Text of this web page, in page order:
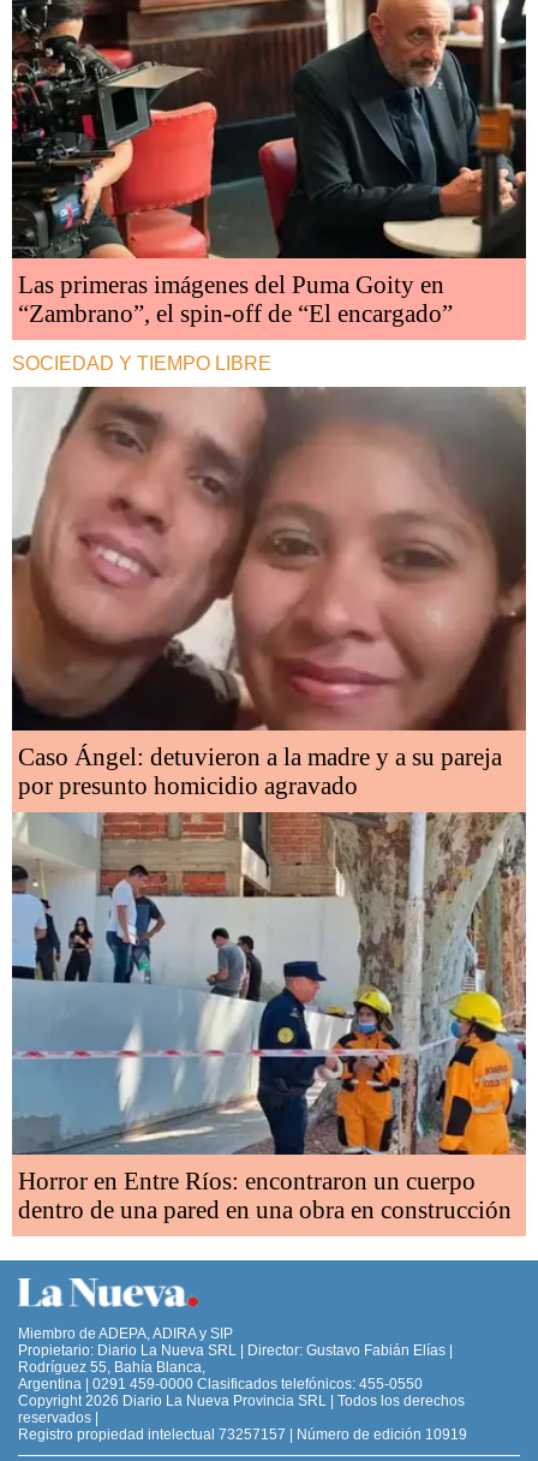
Las primeras imágenes del Puma Goity en
“Zambrano”, el spin-off de “El encargado”
SOCIEDAD Y TIEMPO LIBRE
Caso Ángel: detuvieron a la madre y a su pareja
por presunto homicidio agravado
Horror en Entre Ríos: encontraron un cuerpo
dentro de una pared en una obra en construcción
Miembro de ADEPA, ADIRA y SIP
Propietario: Diario La Nueva SRL | Director: Gustavo Fabián Elías |
Rodríguez 55, Bahía Blanca,
Argentina | 0291 459-0000 Clasificados telefónicos: 455-0550
Copyright 2026 Diario La Nueva Provincia SRL | Todos los derechos
reservados |
Registro propiedad intelectual 73257157 | Número de edición 10919